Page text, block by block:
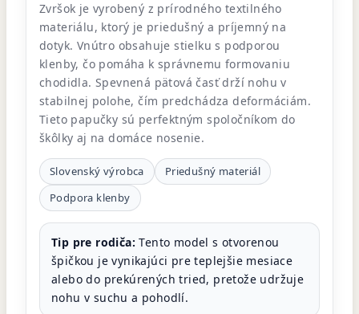
Zvršok je vyrobený z prírodného textilného
materiálu, ktorý je priedušný a príjemný na
dotyk. Vnútro obsahuje stielku s podporou
klenby, čo pomáha k správnemu formovaniu
chodidla. Spevnená pätová časť drží nohu v
stabilnej polohe, čím predchádza deformáciám.
Tieto papučky sú perfektným spoločníkom do
škôlky aj na domáce nosenie.
Slovenský výrobca
Priedušný materiál
Podpora klenby
Tip pre rodiča: Tento model s otvorenou
špičkou je vynikajúci pre teplejšie mesiace
alebo do prekúrených tried, pretože udržuje
nohu v suchu a pohodlí.